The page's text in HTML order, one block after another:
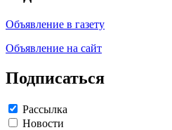
Объявление в газету
Объявление на сайт
Подписаться
Рассылка
Новости